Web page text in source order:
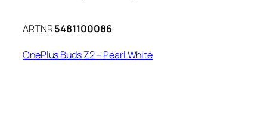
ARTNR5481100086
OnePlus Buds Z2 – Pearl White